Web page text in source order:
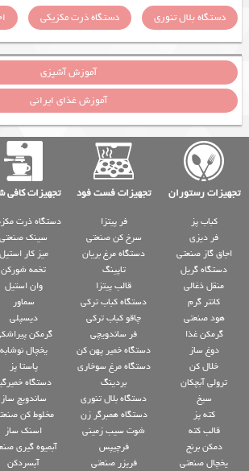
دستگاه بلال تنوری
دستگاه ذرت مکزیکی
آموزش آشپزی
آموزش غذای ایرانی
تجهیزات رستوران تجهیزات فست فود تجهیزات کافی
کباب پز
فر دیزی
اجاق گاز صنعتی
دستگاه گریل
منقل ذغالی
کانتر گرم
هود صنعتی
گرمکن غذا
دوغ ساز
خلال کن
ترولی آبچکان
سیخ
کته پز
قالب کته
دمکن برنج
یخچال صنعتی
فر پیتزا
سرخ کن صنعتی
دستگاه مرغ بریان
تاپینگ
قالب پیتزا
دستگاه کباب ترکی
چاقو کباب ترکی
فر ساندویچی
دستگاه خمیر پهن کن
دستگاه مرغ سوخاری
بردینگ
دستگاه بلال تنوری
دستگاه همبرگر زن
شوت سیب زمینی
فرچیپس
فریزر صنعتی
دستگاه ذرت
سینک صنعتی
میز کار استیل
تخمه شورکن
وان استیل
سماور
دیسپلی
گرمکن
یخچال نوشابه
پاستا پز
دستگاه
ساندویچ ساز
مخلوط کن
اسنک ساز
آبمیوه گیری
آبسردکن